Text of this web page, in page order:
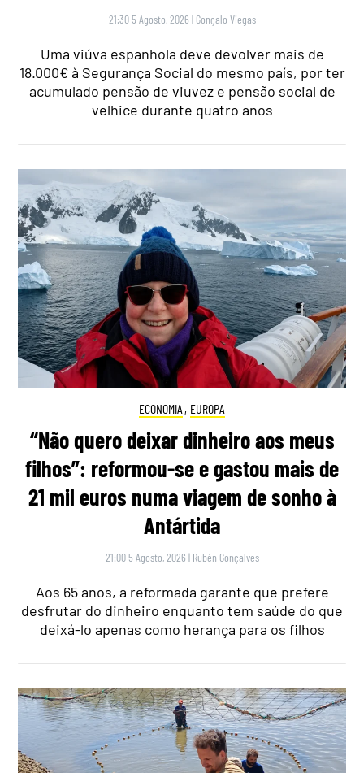
21:30 5 Agosto, 2026 | Gonçalo Viegas
Uma viúva espanhola deve devolver mais de
18.000€ à Segurança Social do mesmo país, por ter
acumulado pensão de viuvez e pensão social de
velhice durante quatro anos
ECONOMIA , EUROPA
“Não quero deixar dinheiro aos meus
filhos”: reformou-se e gastou mais de
21 mil euros numa viagem de sonho à
Antártida
21:00 5 Agosto, 2026 | Rubén Gonçalves
Aos 65 anos, a reformada garante que prefere
desfrutar do dinheiro enquanto tem saúde do que
deixá-lo apenas como herança para os filhos